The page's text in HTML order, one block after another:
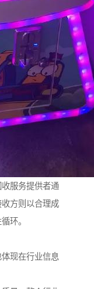
服务提供者通
方则以合理成
环。
现在行业信息